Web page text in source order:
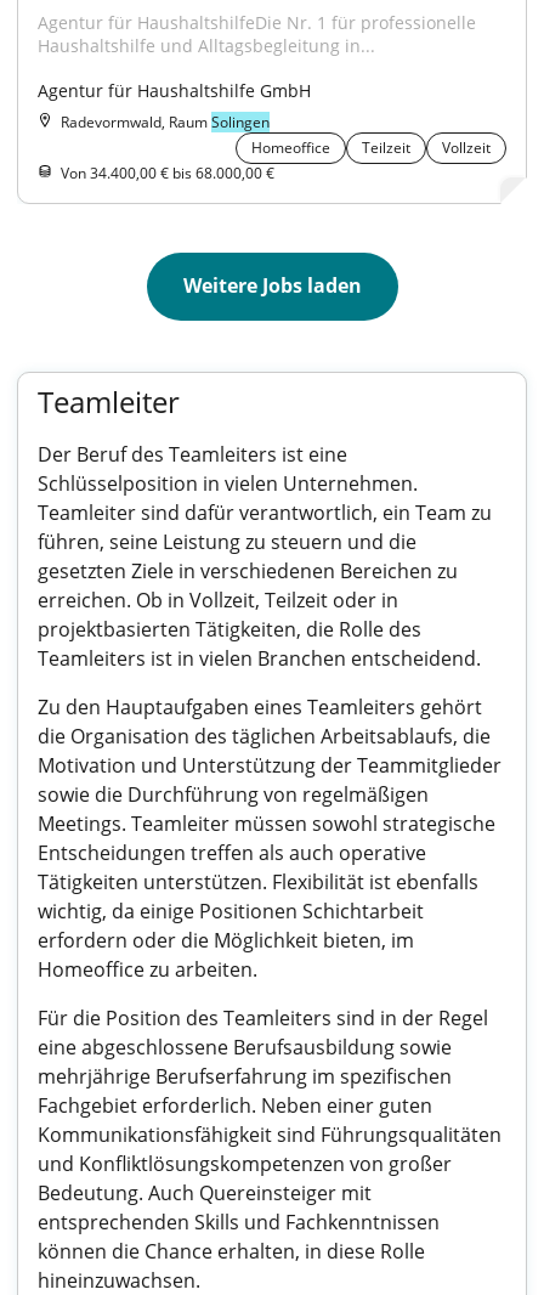
Agentur für HaushaltshilfeDie Nr. 1 für professionelle
Haushaltshilfe und Alltagsbegleitung in...
Agentur für Haushaltshilfe GmbH
Radevormwald, RaumSolingen
Homeoffice
Teilzeit
Vollzeit
Von 34.400,00 € bis 68.000,00 €
Weitere Jobs laden
Teamleiter
Der Beruf des Teamleiters ist eine
Schlüsselposition in vielen Unternehmen.
Teamleiter sind dafür verantwortlich, ein Team zu
führen, seine Leistung zu steuern und die
gesetzten Ziele in verschiedenen Bereichen zu
erreichen. Ob in Vollzeit, Teilzeit oder in
projektbasierten Tätigkeiten, die Rolle des
Teamleiters ist in vielen Branchen entscheidend.
Zu den Hauptaufgaben eines Teamleiters gehört
die Organisation des täglichen Arbeitsablaufs, die
Motivation und Unterstützung der Teammitglieder
sowie die Durchführung von regelmäßigen
Meetings. Teamleiter müssen sowohl strategische
Entscheidungen treffen als auch operative
Tätigkeiten unterstützen. Flexibilität ist ebenfalls
wichtig, da einige Positionen Schichtarbeit
erfordern oder die Möglichkeit bieten, im
Homeoffice zu arbeiten.
Für die Position des Teamleiters sind in der Regel
eine abgeschlossene Berufsausbildung sowie
mehrjährige Berufserfahrung im spezifischen
Fachgebiet erforderlich. Neben einer guten
Kommunikationsfähigkeit sind Führungsqualitäten
und Konfliktlösungskompetenzen von großer
Bedeutung. Auch Quereinsteiger mit
entsprechenden Skills und Fachkenntnissen
können die Chance erhalten, in diese Rolle
hineinzuwachsen.